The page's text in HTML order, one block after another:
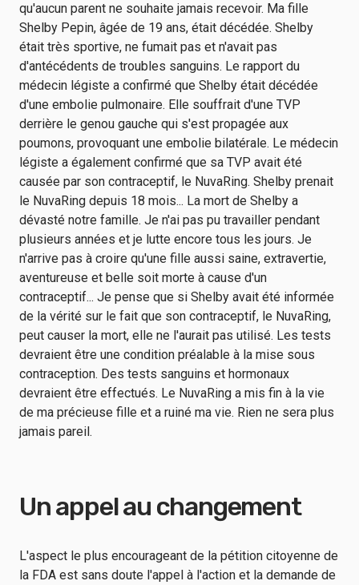
qu'aucun parent ne souhaite jamais recevoir. Ma fille
Shelby Pepin, âgée de 19 ans, était décédée. Shelby
était très sportive, ne fumait pas et n'avait pas
d'antécédents de troubles sanguins. Le rapport du
médecin légiste a confirmé que Shelby était décédée
d'une embolie pulmonaire. Elle souffrait d'une TVP
derrière le genou gauche qui s'est propagée aux
poumons, provoquant une embolie bilatérale. Le médecin
légiste a également confirmé que sa TVP avait été
causée par son contraceptif, le NuvaRing. Shelby prenait
le NuvaRing depuis 18 mois... La mort de Shelby a
dévasté notre famille. Je n'ai pas pu travailler pendant
plusieurs années et je lutte encore tous les jours. Je
n'arrive pas à croire qu'une fille aussi saine, extravertie,
aventureuse et belle soit morte à cause d'un
contraceptif... Je pense que si Shelby avait été informée
de la vérité sur le fait que son contraceptif, le NuvaRing,
peut causer la mort, elle ne l'aurait pas utilisé. Les tests
devraient être une condition préalable à la mise sous
contraception. Des tests sanguins et hormonaux
devraient être effectués. Le NuvaRing a mis fin à la vie
de ma précieuse fille et a ruiné ma vie. Rien ne sera plus
jamais pareil.
Un appel au changement
L'aspect le plus encourageant de la pétition citoyenne de
la FDA est sans doute l'appel à l'action et la demande de